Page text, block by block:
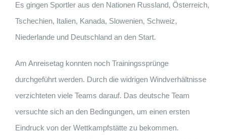
Es gingen Sportler aus den Nationen Russland, Österreich,
Tschechien, Italien, Kanada, Slowenien, Schweiz,
Niederlande und Deutschland an den Start.
Am Anreisetag konnten noch Trainingssprünge
durchgeführt werden. Durch die widrigen Windverhältnisse
verzichteten viele Teams darauf. Das deutsche Team
versuchte sich an den Bedingungen, um einen ersten
Eindruck von der Wettkampfstätte zu bekommen.